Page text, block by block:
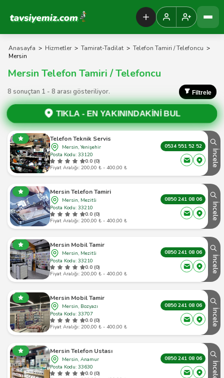
Tavsiyemiz Anasayfa
Anasayfa > Hizmetler > Tamirat-Tadilat > Telefon Tamiri / Telefoncu >
Mersin
Mersin Telefon Tamiri / Telefoncu
8 sonuçtan 1 - 8 arası gösteriliyor. Filtrele
TIKLA - EN YAKININDAKİNİ BUL
Telefon Teknik Servis
Mersin, Yenişehir
Posta Kodu: 33120
0.0 (0)
Fiyat Aralığı: 200,00 ₺ - 400,00 ₺
0534 551 52 52
İncele
Mersin Telefon Tamiri
Mersin, Mezitli
Posta Kodu: 33210
0.0 (0)
Fiyat Aralığı: 200,00 ₺ - 400,00 ₺
0850 241 08 06
İncele
Mersin Mobil Tamir
Mersin, Mezitli
Posta Kodu: 33210
0.0 (0)
Fiyat Aralığı: 200,00 ₺ - 400,00 ₺
0850 241 08 06
İncele
Mersin Mobil Tamir
Mersin, Bozyazı
Posta Kodu: 33707
0.0 (0)
Fiyat Aralığı: 200,00 ₺ - 400,00 ₺
0850 241 08 06
İncele
Mersin Telefon Ustası
Mersin, Anamur
Posta Kodu: 33630
0.0 (0)
0850 241 08 06
İncele